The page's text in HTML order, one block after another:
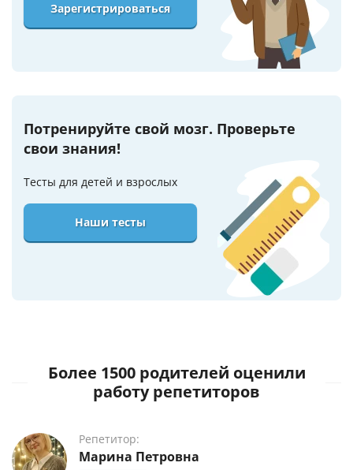
Зарегистрироваться
Потренируйте свой мозг. Проверьте
свои знания!
Тесты для детей и взрослых
Наши тесты
Более 1500 родителей оценили
работу репетиторов
Репетитор:
Марина Петровна